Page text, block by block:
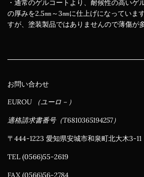
・通常のゲルコートより、耐候性の高いゲ
の厚みを2.5㎜～3㎜に仕上げになっていま
すが、塗装製品ではありませんので薄傷が
お問い合わせ
EUROU （ユーロ－）
適格請求書番号（T6810365194257）
〒444-1223 愛知県安城市和泉町北大木3-11
TEL (0566)55-2619